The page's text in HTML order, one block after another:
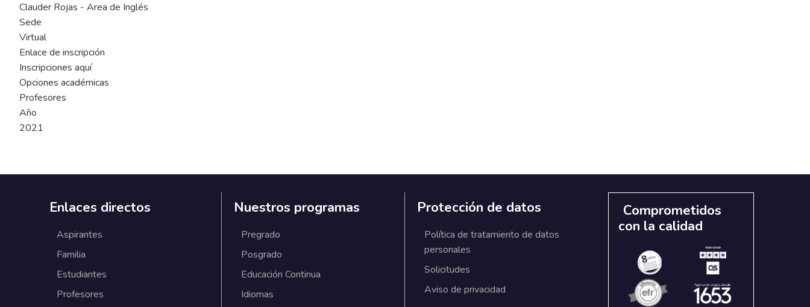
Clauder Rojas - Area de Inglés
Sede
Virtual
Enlace de inscripción
Inscripciones aquí
Opciones académicas
Profesores
Año
2021
Enlaces directos
Aspirantes
Familia
Estudiantes
Profesores
Nuestros programas
Pregrado
Posgrado
Educación Continua
Idiomas
Protección de datos
Política de tratamiento de datos
personales
Solicitudes
Aviso de privacidad
Comprometidos
con la calidad